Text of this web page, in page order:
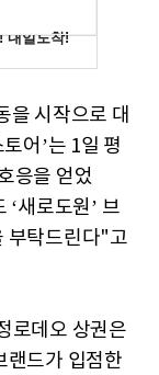
을 시작으로 대
어’는 1일 평
응을 얻었
새로도원’ 브
부탁드린다"고
로데오 상권은
랜드가 입점한